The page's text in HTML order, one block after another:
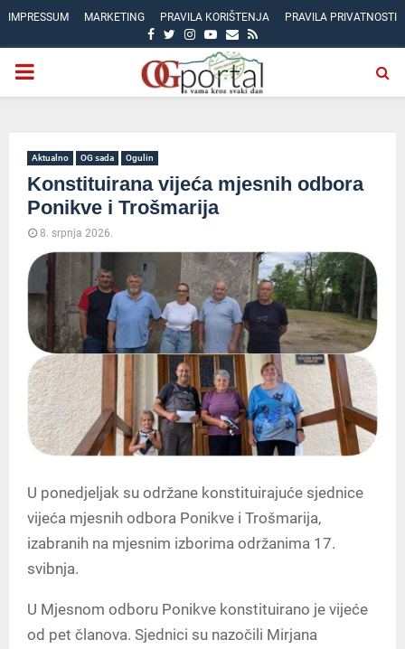
IMPRESSUM MARKETING PRAVILA KORIŠTENJA PRAVILA PRIVATNOSTI
FACEBOOK
TWITTER
INSTAGRAM
YOUTUBE
EMAIL
RSS
PRIMARY
Aktualno OG sada Ogulin
Konstituirana vijeća mjesnih odbora
Ponikve i Trošmarija
8. srpnja 2026.
U ponedjeljak su održane konstituirajuće sjednice
vijeća mjesnih odbora Ponikve i Trošmarija,
izabranih na mjesnim izborima održanima 17.
svibnja.
U Mjesnom odboru Ponikve konstituirano je vijeće
od pet članova. Sjednici su nazočili Mirjana